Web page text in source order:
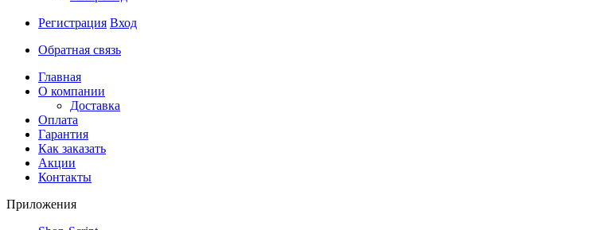
Регистрация Вход
Обратная связь
Главная
О компании
Доставка
Оплата
Гарантия
Как заказать
Акции
Контакты
Приложения